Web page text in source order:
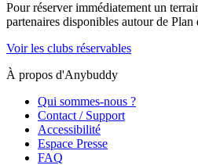
Pour réserver immédiatement un
partenaires disponibles autour de Plan
Voir les clubs réservables
À propos d'Anybuddy
Qui sommes-nous ?
Contact / Support
Accessibilité
Espace Presse
FAQ